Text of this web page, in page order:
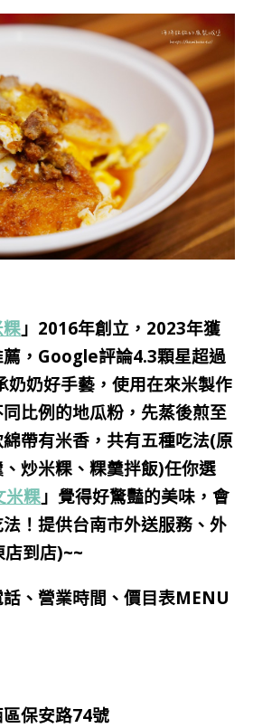
」 2016年創立，2023年獲
，Google評論4.3顆星超過
奶奶好手藝，使用在來米製作
比例的地瓜粉，先蒸後煎至
帶有米香，共有五種吃法(原
炒米粿、粿羹拌飯)任你選
米粿 」覺得好驚豔的美味，會
！提供台南市外送服務、外
到店)~~
、營業時間、價目表MENU
保安路74號